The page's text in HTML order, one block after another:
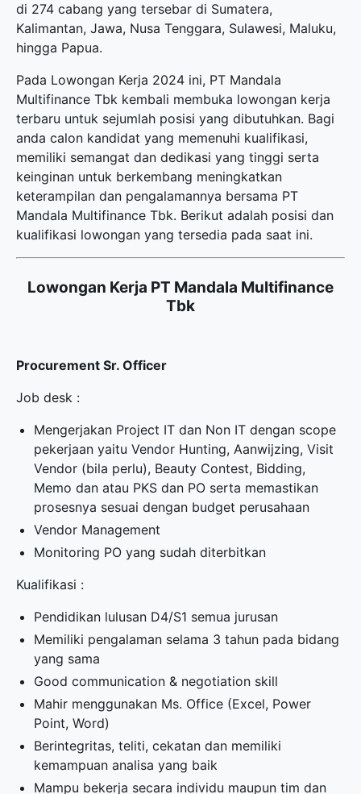
di 274 cabang yang tersebar di Sumatera,
Kalimantan, Jawa, Nusa Tenggara, Sulawesi, Maluku,
hingga Papua.
Pada Lowongan Kerja 2024 ini, PT Mandala
Multifinance Tbk kembali membuka lowongan kerja
terbaru untuk sejumlah posisi yang dibutuhkan. Bagi
anda calon kandidat yang memenuhi kualifikasi,
memiliki semangat dan dedikasi yang tinggi serta
keinginan untuk berkembang meningkatkan
keterampilan dan pengalamannya bersama PT
Mandala Multifinance Tbk. Berikut adalah posisi dan
kualifikasi lowongan yang tersedia pada saat ini.
Lowongan Kerja PT Mandala Multifinance
Tbk
Procurement Sr. Officer
Job desk :
Mengerjakan Project IT dan Non IT dengan scope
pekerjaan yaitu Vendor Hunting, Aanwijzing, Visit
Vendor (bila perlu), Beauty Contest, Bidding,
Memo dan atau PKS dan PO serta memastikan
prosesnya sesuai dengan budget perusahaan
Vendor Management
Monitoring PO yang sudah diterbitkan
Kualifikasi :
Pendidikan lulusan D4/S1 semua jurusan
Memiliki pengalaman selama 3 tahun pada bidang
yang sama
Good communication & negotiation skill
Mahir menggunakan Ms. Office (Excel, Power
Point, Word)
Berintegritas, teliti, cekatan dan memiliki
kemampuan analisa yang baik
Mampu bekerja secara individu maupun tim dan